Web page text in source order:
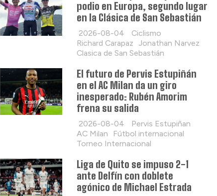
podio en Europa, segundo lugar
en la Clásica de San Sebastián
2026-08-04
Ciclismo
Richard Carapaz Jonathan Narvez
Clasica de San Sebastián
El futuro de Pervis Estupiñán
en el AC Milan da un giro
inesperado: Rubén Amorim
frena su salida
2026-08-04
Pervis Estupiñan
AC Milan
Fútbol internacional
Torneo Internacional
Liga de Quito se impuso 2-1
ante Delfín con doblete
agónico de Michael Estrada